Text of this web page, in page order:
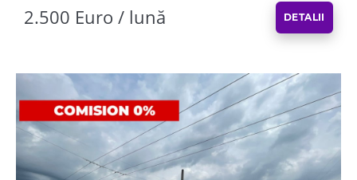
2.500 Euro / lună DETALII